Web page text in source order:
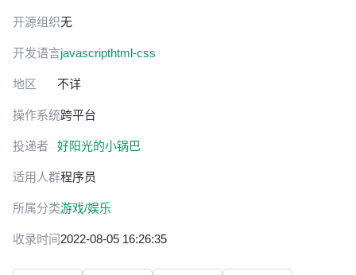
开源组织无
开发语言javascripthtml-css
地区 不详
操作系统跨平台
投递者 好阳光的小锅巴
适用人群程序员
所属分类游戏/娱乐
收录时间2022-08-05 16:26:35